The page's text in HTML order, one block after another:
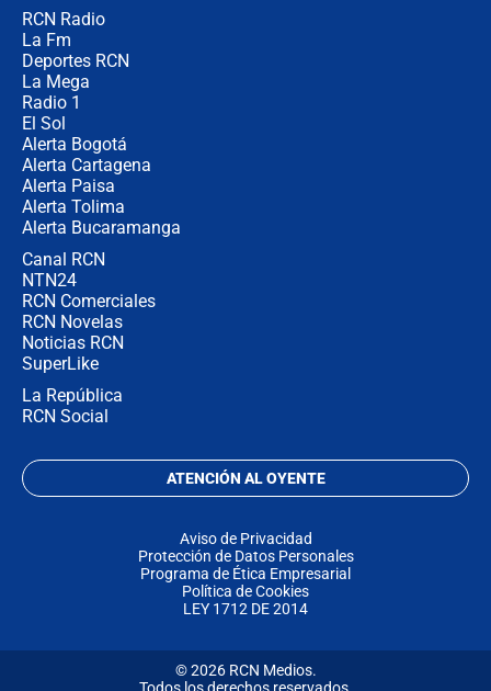
RCN Radio
La Fm
Deportes RCN
La Mega
Radio 1
El Sol
Alerta Bogotá
Alerta Cartagena
Alerta Paisa
Alerta Tolima
Alerta Bucaramanga
Canal RCN
NTN24
RCN Comerciales
RCN Novelas
Noticias RCN
SuperLike
La República
RCN Social
ATENCIÓN AL OYENTE
Aviso de Privacidad
Protección de Datos Personales
Programa de Ética Empresarial
Política de Cookies
LEY 1712 DE 2014
© 2026 RCN Medios.